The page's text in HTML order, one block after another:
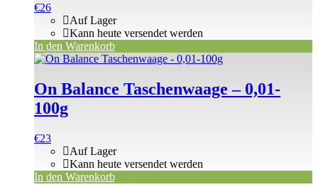
€26
Auf Lager
Kann heute versendet werden
In den Warenkorb
On Balance Taschenwaage – 0,01-
100g
€23
Auf Lager
Kann heute versendet werden
In den Warenkorb